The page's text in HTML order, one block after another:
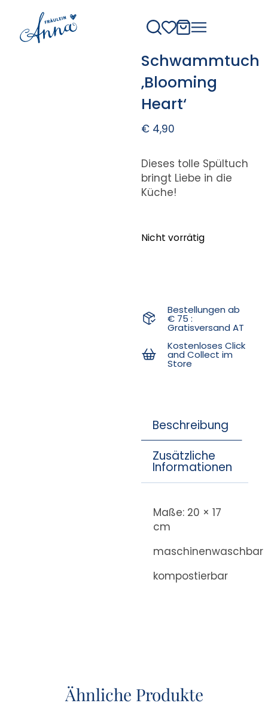
Schwammtuch
‚Blooming
Heart‘
€4,90
Dieses tolle Spültuch
bringt Liebe in die
Küche!
Nicht vorrätig
Bestellungen ab
€ 75 :
Gratisversand AT
Kostenloses Click
and Collect im
Store
Beschreibung
Zusätzliche
Informationen
Maße: 20 × 17
cm
maschinenwaschbar
kompostierbar
Ähnliche Produkte